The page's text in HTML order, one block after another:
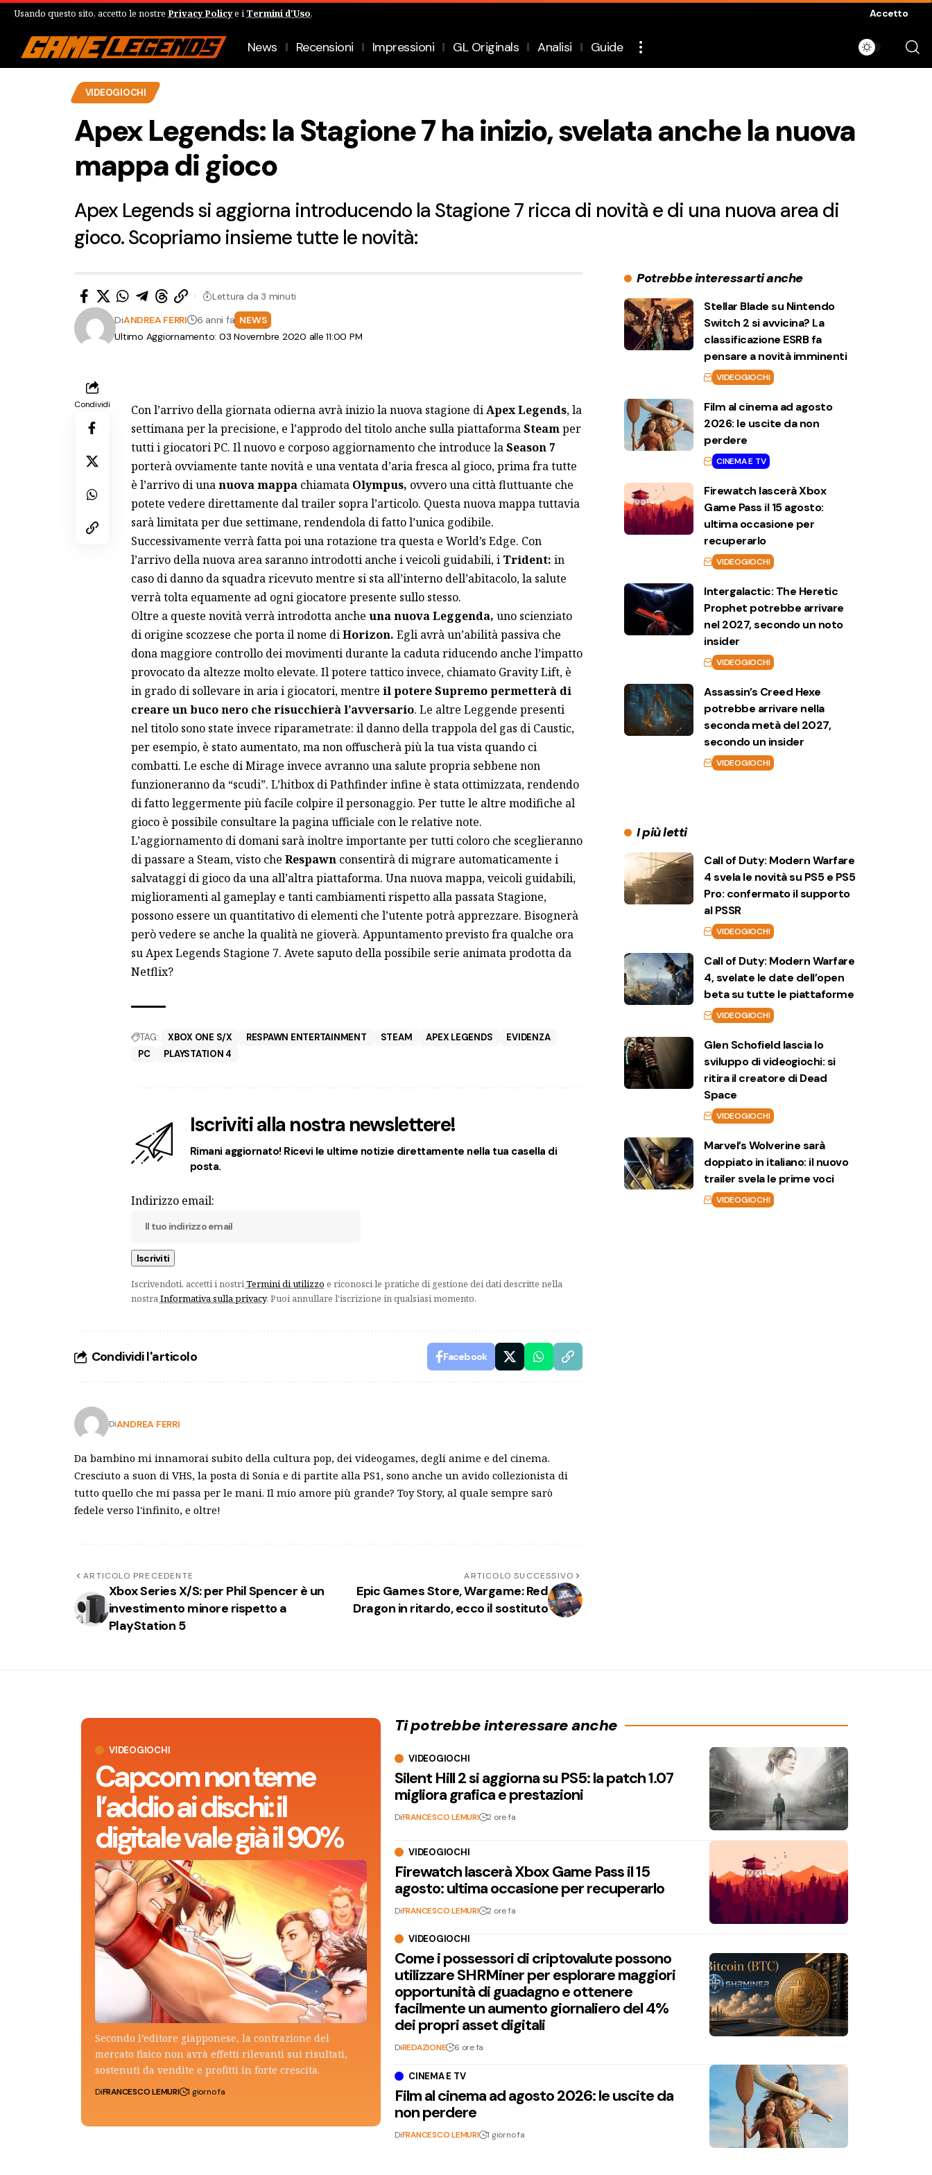
Usando questo sito, accetto le nostre Privacy Policye i Termini d'Uso. Accetto
News Recensioni Impressioni GL Originals Analisi Guide
VIDEOGIOCHI
Apex Legends: la Stagione 7 ha inizio, svelata anche la nuova
mappa di gioco
Apex Legends si aggiorna introducendo la Stagione 7 ricca di novità e di una nuova area di
gioco. Scopriamo insieme tutte le novità:
Ultimo Aggiornamento: 03 Novembre 2020 alle 11:00 PM
DiANDREA FERRI 6 anni fa NEWS
Lettura da 3 minuti
Condividi Con l’arrivo della giornata odierna avrà inizio la nuova stagione diApex Legends, la
settimana per la precisione, e l’approdo del titolo anche sulla piattaformaSteamper
tutti i giocatori PC. Il nuovo e corposo aggiornamento che introduce laSeason 7
porterà ovviamente tante novità e una ventata d’aria fresca al gioco, prima fra tutte
è l’arrivo di unanuova mappachiamata Olympus, ovvero una città fluttuante che
potete vedere direttamente dal trailer sopra l’articolo. Questa nuova mappa tuttavia
sarà limitata per due settimane, rendendola di fatto l’unica godibile.
Successivamente verrà fatta poi una rotazione tra questa e World’s Edge. Con
l’arrivo della nuova area saranno introdotti anche i veicoli guidabili, i Trident: in
caso di danno da squadra ricevuto mentre si sta all’interno dell’abitacolo, la salute
verrà tolta equamente ad ogni giocatore presente sullo stesso.
Oltre a queste novità verrà introdotta anche una nuova Leggenda, uno scienziato
di origine scozzese che porta il nome diHorizon. Egli avrà un’abilità passiva che
dona maggiore controllo dei movimenti durante la caduta riducendo anche l’impatto
provocato da altezze molto elevate. Il potere tattico invece, chiamato Gravity Lift, è
in grado di sollevare in aria i giocatori, mentre il potere Supremo permetterà di
creare un buco nero che risucchierà l’avversario. Le altre Leggende presenti
nel titolo sono state invece riparametrate: il danno della trappola del gas di Caustic,
per esempio, è stato aumentato, ma non offuscherà più la tua vista quando ci
combatti. Le esche di Mirage invece avranno una salute propria sebbene non
funzioneranno da “scudi”. L’hitbox di Pathfinder infine è stata ottimizzata, rendendo
di fatto leggermente più facile colpire il personaggio. Per tutte le altre modifiche al
gioco è possibile consultare la pagina ufficiale con le relative note.
L’aggiornamento di domani sarà inoltre importante per tutti coloro che sceglieranno
di passare a Steam, visto che Respawn consentirà di migrare automaticamente i
salvataggi di gioco da una all’altra piattaforma. Una nuova mappa, veicoli guidabili,
miglioramenti al gameplay e tanti cambiamenti rispetto alla passata Stagione,
possono essere un quantitativo di elementi che l’utente potrà apprezzare. Bisognerà
però vedere se anche la qualità ne gioverà. Appuntamento previsto fra qualche ora
su Apex Legends Stagione 7. Avete saputo della possibile serie animata prodotta da
Netflix?
TAG: XBOX ONE S/X RESPAWN ENTERTAINMENT STEAM APEX LEGENDS
EVIDENZA
PC
PLAYSTATION 4
Iscriviti alla nostra newslettere!
Rimani aggiornato! Ricevi le ultime notizie direttamente nella tua casella di
posta.
Indirizzo email:
Iscrivendoti, accetti i nostriTermini di utilizzo e riconosci le pratiche di gestione dei dati descritte nella
nostraInformativa sulla privacy. Puoi annullare l'iscrizione in qualsiasi momento.
Condividi l'articolo Facebook
DiANDREA FERRI
Da bambino mi innamorai subito della cultura pop, dei videogames, degli anime e del cinema.
Cresciuto a suon di VHS, la posta di Sonia e di partite alla PS1, sono anche un avido collezionista di
tutto quello che mi passa per le mani. Il mio amore più grande? Toy Story, al quale sempre sarò
fedele verso l'infinito, e oltre!
ARTICOLO PRECEDENTE
Xbox Series X/S: per Phil Spencer è un
investimento minore rispetto a
PlayStation 5
ARTICOLO SUCCESSIVO
Epic Games Store, Wargame: Red
Dragon in ritardo, ecco il sostituto
Potrebbe interessarti anche
Stellar Blade su Nintendo
Switch 2 si avvicina? La
classificazione ESRB fa
pensare a novità imminenti
VIDEOGIOCHI
Film al cinema ad agosto
2026: le uscite da non
perdere
CINEMA E TV
Firewatch lascerà Xbox
Game Pass il 15 agosto:
ultima occasione per
recuperarlo
VIDEOGIOCHI
Intergalactic: The Heretic
Prophet potrebbe arrivare
nel 2027, secondo un noto
insider
VIDEOGIOCHI
Assassin’s Creed Hexe
potrebbe arrivare nella
seconda metà del 2027,
secondo un insider
VIDEOGIOCHI
I più letti
Call of Duty: Modern Warfare
4 svela le novità su PS5 e PS5
Pro: confermato il supporto
al PSSR
VIDEOGIOCHI
Call of Duty: Modern Warfare
4, svelate le date dell’open
beta su tutte le piattaforme
VIDEOGIOCHI
Glen Schofield lascia lo
sviluppo di videogiochi: si
ritira il creatore di Dead
Space
VIDEOGIOCHI
Marvel’s Wolverine sarà
doppiato in italiano: il nuovo
trailer svela le prime voci
VIDEOGIOCHI
VIDEOGIOCHI
Capcom non teme
l’addio ai dischi: il
digitale vale già il 90%
Secondo l’editore giapponese, la contrazione del
mercato fisico non avrà effetti rilevanti sui risultati,
sostenuti da vendite e profitti in forte crescita.
DiFRANCESCO LEMURI 1 giorno fa
Ti potrebbe interessare anche
VIDEOGIOCHI
Silent Hill 2 si aggiorna su PS5: la patch 1.07
migliora grafica e prestazioni
DiFRANCESCO LEMURI 2 ore fa
VIDEOGIOCHI
Firewatch lascerà Xbox Game Pass il 15
agosto: ultima occasione per recuperarlo
DiFRANCESCO LEMURI 2 ore fa
VIDEOGIOCHI
Come i possessori di criptovalute possono
utilizzare SHRMiner per esplorare maggiori
opportunità di guadagno e ottenere
facilmente un aumento giornaliero del 4%
dei propri asset digitali
DiREDAZIONE 6 ore fa
CINEMA E TV
Film al cinema ad agosto 2026: le uscite da
non perdere
DiFRANCESCO LEMURI 1 giorno fa